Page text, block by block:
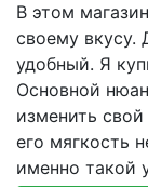
В этом
своему вкусу.
удобный. Я
Основной
изменить
его мягкость
именно такой